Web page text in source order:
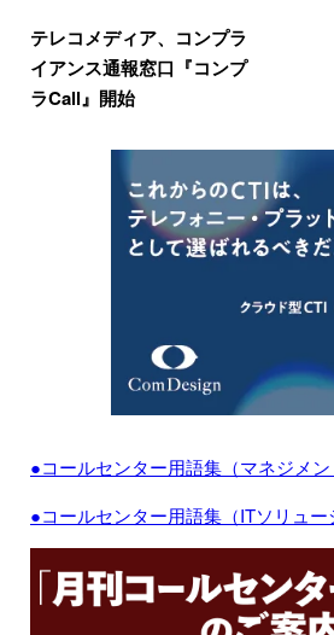
テレコメディア、コンプラ
イアンス通報窓口『コンプ
ラCall』開始
●コールセンター用語集（マネジメン
●コールセンター用語集（ITソリュー